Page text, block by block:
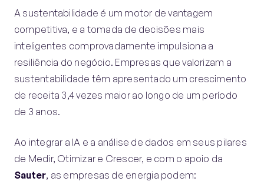
A sustentabilidade é um motor de vantagem
competitiva, e a tomada de decisões mais
inteligentes comprovadamente impulsiona a
resiliência do negócio. Empresas que valorizam a
sustentabilidade têm apresentado um crescimento
de receita 3,4 vezes maior ao longo de um período
de 3 anos.
Ao integrar a IA e a análise de dados em seus pilares
de Medir, Otimizar e Crescer, e com o apoio da
Sauter, as empresas de energia podem: